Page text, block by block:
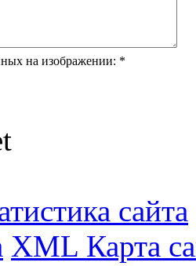
на изображении: *
сайта
XML Карта